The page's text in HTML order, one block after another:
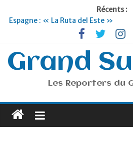
Récents :
Espagne : « La Ruta del Este »
Lyon : « Cirque Imagine »… Retour
Briançon et la Vallée de Serre
sommet
Je suis en Voyage
Portugal : « Tout l’Alentejo à pied »
Grand
Les Reporters du